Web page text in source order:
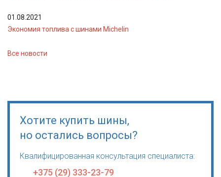
01.08.2021
Экономия топлива с шинами Michelin
Все новости
Хотите купить шины,
но остались вопросы?
Квалифицированная консультация специалиста:
+375 (29) 333-23-79